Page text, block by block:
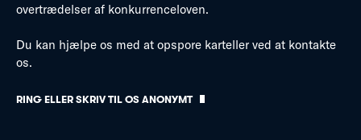
overtrædelser af konkurrenceloven.
Du kan hjælpe os med at opspore karteller ved at kontakte
os.
RING ELLER SKRIV TIL OS ANONYMT